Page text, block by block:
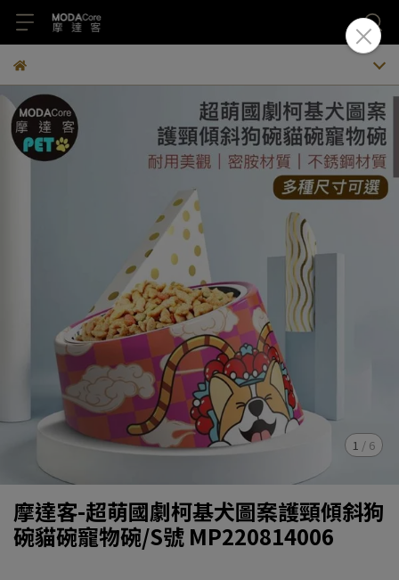
1 / 6
摩達客-超萌國劇柯基犬圖案護頸傾斜狗
碗貓碗寵物碗/S號 MP220814006